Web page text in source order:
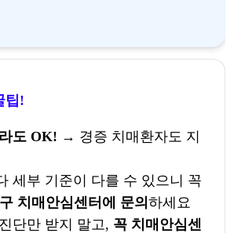
팁!
도 OK! → 경증 치매환자도 지
세부 기준이 다를 수 있으니 꼭
치매안심센터에 문의 하세요
단만 받지 말고, 꼭 치매안심센